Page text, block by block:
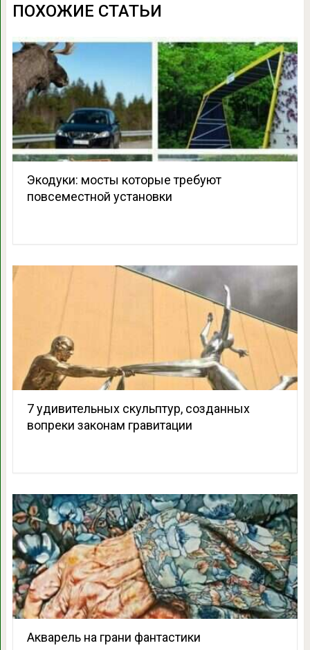
ПОХОЖИЕ СТАТЬИ
Экодуки: мосты которые требуют
повсеместной установки
7 удивительных скульптур, созданных
вопреки законам гравитации
Акварель на грани фантастики